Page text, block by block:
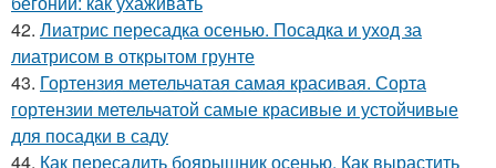
42. Лиатрис пересадка осенью. Посадка и уход за
лиатрисом в открытом грунте
43. Гортензия метельчатая самая красивая. Сорта
гортензии метельчатой самые красивые и устойчивые
для посадки в саду
44. Как пересадить боярышник осенью. Как вырастить